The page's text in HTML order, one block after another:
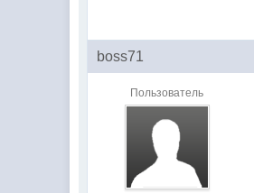
boss71
Пользователь